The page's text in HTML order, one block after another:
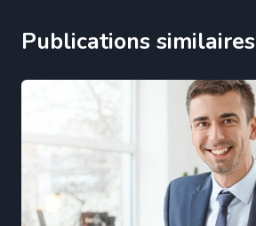
Publications similaires